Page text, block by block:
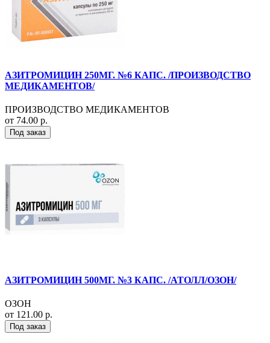
АЗИТРОМИЦИН 250МГ. №6 КАПС. /ПРОИЗВОДСТВО
МЕДИКАМЕНТОВ/
ПРОИЗВОДСТВО МЕДИКАМЕНТОВ
от 74.00 р.
Под заказ
АЗИТРОМИЦИН 500МГ. №3 КАПС. /АТОЛЛ/ОЗОН/
ОЗОН
от 121.00 р.
Под заказ